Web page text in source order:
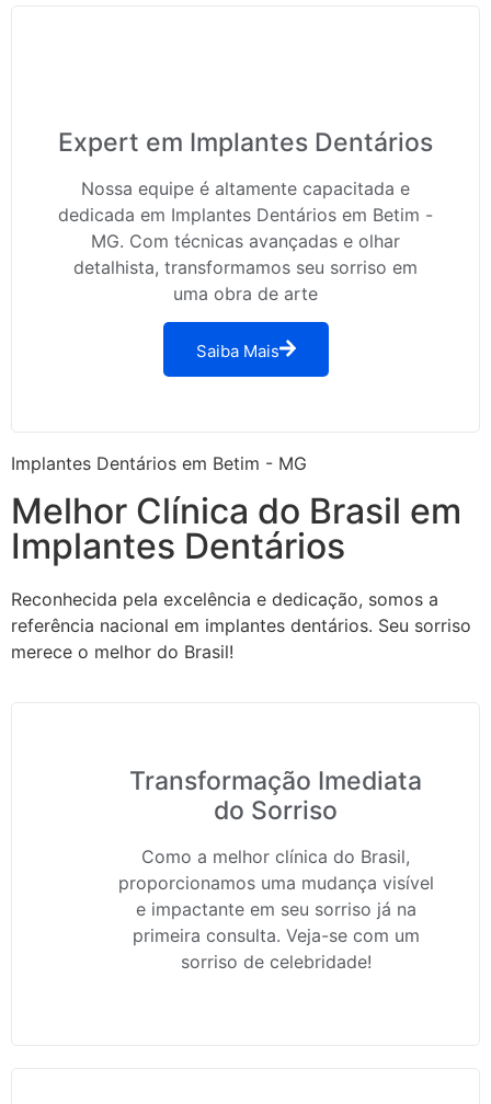
Expert em Implantes Dentários
Nossa equipe é altamente capacitada e
dedicada em Implantes Dentários em Betim -
MG. Com técnicas avançadas e olhar
detalhista, transformamos seu sorriso em
uma obra de arte
Saiba Mais
Implantes Dentários em Betim - MG
Melhor Clínica do Brasil em
Implantes Dentários
Reconhecida pela excelência e dedicação, somos a
referência nacional em implantes dentários. Seu sorriso
merece o melhor do Brasil!
Transformação Imediata
do Sorriso
Como a melhor clínica do Brasil,
proporcionamos uma mudança visível
e impactante em seu sorriso já na
primeira consulta. Veja-se com um
sorriso de celebridade!